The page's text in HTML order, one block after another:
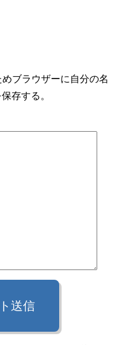
ブラウザーに自分の名
存する。
送信